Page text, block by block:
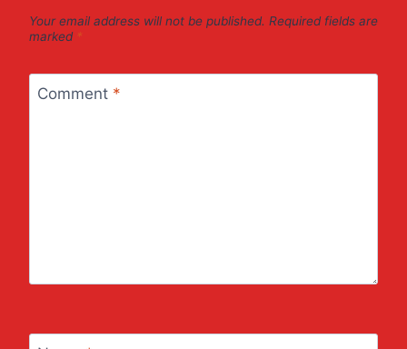
Your email address will not be published. Required fields are
marked *
Comment *